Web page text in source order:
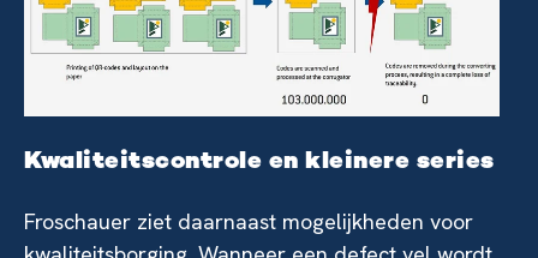
Kwaliteitscontrole en kleinere series
Froschauer ziet daarnaast mogelijkheden voor